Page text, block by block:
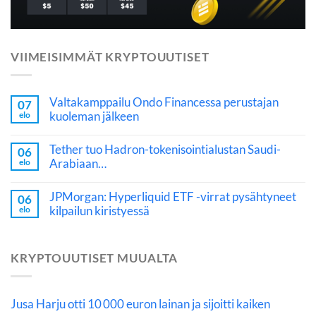
VIIMEISIMMÄT KRYPTOUUTISET
07
elo
Valtakamppailu Ondo Financessa perustajan
kuoleman jälkeen
06
elo
Tether tuo Hadron-tokenisointialustan Saudi-
Arabiaan…
06
elo
JPMorgan: Hyperliquid ETF -virrat pysähtyneet
kilpailun kiristyessä
KRYPTOUUTISET MUUALTA
Jusa Harju otti 10 000 euron lainan ja sijoitti kaiken